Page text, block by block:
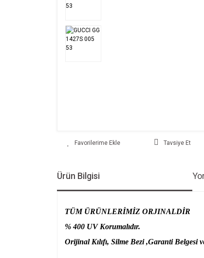
Tavsiye Et
Ürün Bilgisi
TÜM ÜRÜNLERİMİZ ORJINALDİR
% 400 UV Korumalıdır.
Orijinal Kılıfı, Silme Bezi ,Garanti Belgesi